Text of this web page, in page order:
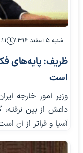
شنبه ۵ اسفند ۱۳۹۶
ظریف: پایه‌های
است
وزیر امور خارجه
داعش از بین
آسیا و فراتر از آن